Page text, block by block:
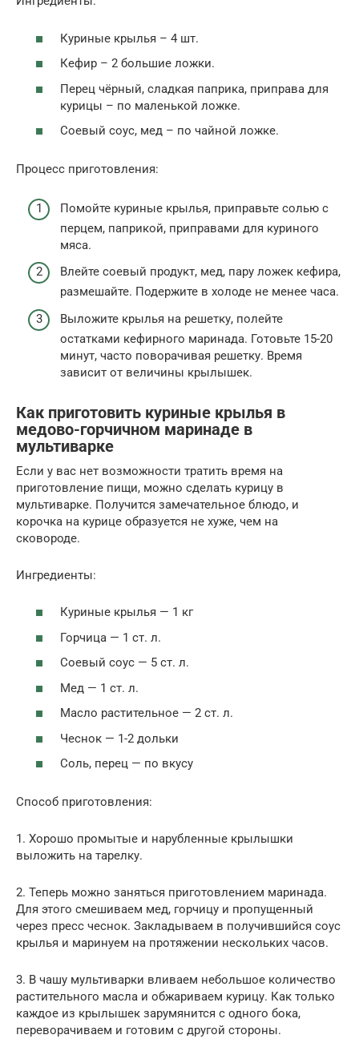
Куриные крылья – 4 шт.
Кефир – 2 большие ложки.
Перец чёрный, сладкая паприка, приправа для
курицы – по маленькой ложке.
Соевый соус, мед – по чайной ложке.
Процесс приготовления:
Помойте куриные крылья, приправьте солью с
перцем, паприкой, приправами для куриного
мяса.
Влейте соевый продукт, мед, пару ложек кефира,
размешайте. Подержите в холоде не менее часа.
Выложите крылья на решетку, полейте
остатками кефирного маринада. Готовьте 15-20
минут, часто поворачивая решетку. Время
зависит от величины крылышек.
Как приготовить куриные крылья в
медово-горчичном маринаде в
мультиварке
Если у вас нет возможности тратить время на
приготовление пищи, можно сделать курицу в
мультиварке. Получится замечательное блюдо, и
корочка на курице образуется не хуже, чем на
сковороде.
Ингредиенты:
Куриные крылья — 1 кг
Горчица — 1 ст. л.
Соевый соус — 5 ст. л.
Мед — 1 ст. л.
Масло растительное — 2 ст. л.
Чеснок — 1-2 дольки
Соль, перец — по вкусу
Способ приготовления:
1. Хорошо промытые и нарубленные крылышки
выложить на тарелку.
2. Теперь можно заняться приготовлением маринада.
Для этого смешиваем мед, горчицу и пропущенный
через пресс чеснок. Закладываем в получившийся соус
крылья и маринуем на протяжении нескольких часов.
3. В чашу мультиварки вливаем небольшое количество
растительного масла и обжариваем курицу. Как только
каждое из крылышек зарумянится с одного бока,
переворачиваем и готовим с другой стороны.